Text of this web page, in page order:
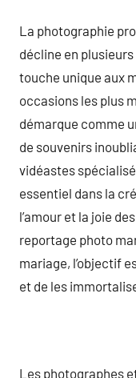
La photographie
décline en
touche unique aux
occasions les plus
démarque comme
de souvenirs
vidéastes
essentiel dans la
l’amour et la joie
reportage photo
mariage, l’objectif
et de les
Les photographes